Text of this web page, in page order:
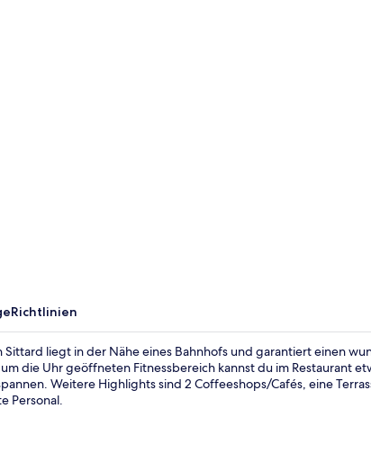
Richtlinien
Sittard liegt in der Nähe eines Bahnhofs und garantiert einen
die Uhr geöffneten Fitnessbereich kannst du im Restaurant
Weitere Highlights sind 2 Coffeeshops/Cafés, eine
Personal.